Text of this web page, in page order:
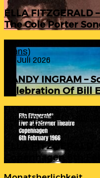
ELLA FITZGERALD
The Cole Porter
Evans)
24. Juli 2026
RANDY INGRAM –
Celebration Of Bill
ELLA FITZGERALD –
Copenhagen 6th
23. Juli 2026
ELLA FITZGERALD
Copenhagen 6th